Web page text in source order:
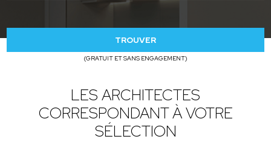
TROUVER
(GRATUIT ET SANS ENGAGEMENT)
LES ARCHITECTES
CORRESPONDANT À VOTRE
SÉLECTION